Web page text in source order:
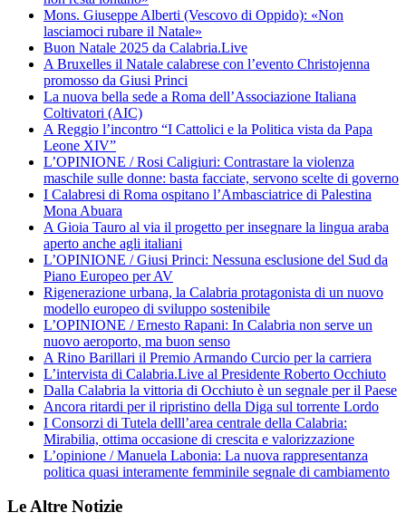
Mons. Giuseppe Alberti (Vescovo di Oppido): «Non
lasciamoci rubare il Natale»
Buon Natale 2025 da Calabria.Live
A Bruxelles il Natale calabrese con l’evento Christojenna
promosso da Giusi Princi
La nuova bella sede a Roma dell’Associazione Italiana
Coltivatori (AIC)
A Reggio l’incontro “I Cattolici e la Politica vista da Papa
Leone XIV”
L’OPINIONE / Rosi Caligiuri: Contrastare la violenza
maschile sulle donne: basta facciate, servono scelte di governo
I Calabresi di Roma ospitano l’Ambasciatrice di Palestina
Mona Abuara
A Gioia Tauro al via il progetto per insegnare la lingua araba
aperto anche agli italiani
L’OPINIONE / Giusi Princi: Nessuna esclusione del Sud da
Piano Europeo per AV
Rigenerazione urbana, la Calabria protagonista di un nuovo
modello europeo di sviluppo sostenibile
L’OPINIONE / Ernesto Rapani: In Calabria non serve un
nuovo aeroporto, ma buon senso
A Rino Barillari il Premio Armando Curcio per la carriera
L’intervista di Calabria.Live al Presidente Roberto Occhiuto
Dalla Calabria la vittoria di Occhiuto è un segnale per il Paese
Ancora ritardi per il ripristino della Diga sul torrente Lordo
I Consorzi di Tutela delll’area centrale della Calabria:
Mirabilia, ottima occasione di crescita e valorizzazione
L’opinione / Manuela Labonia: La nuova rappresentanza
politica quasi interamente femminile segnale di cambiamento
Le Altre Notizie